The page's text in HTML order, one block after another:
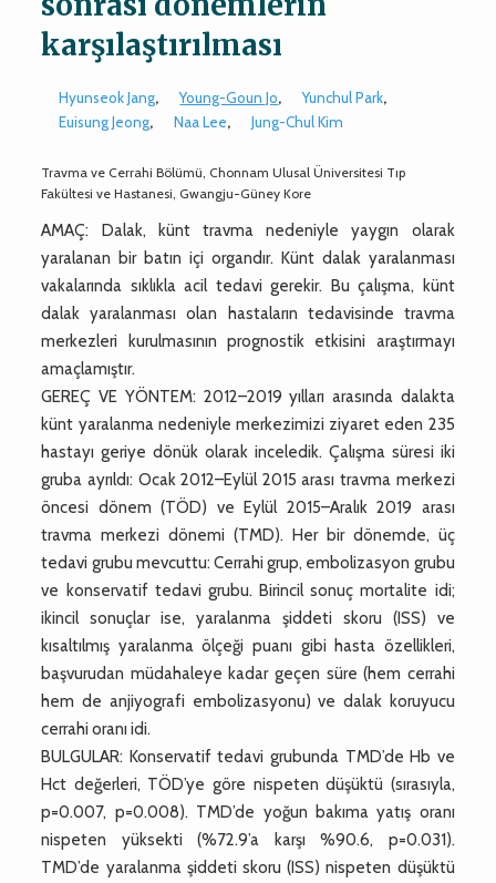
karşılaştırılması
Hyunseok Jang, Young-Goun Jo, Yunchul Park,
Euisung Jeong, Naa Lee, Jung-Chul Kim
Travma ve Cerrahi Bölümü, Chonnam Ulusal Üniversitesi Tıp
Fakültesi ve Hastanesi, Gwangju-Güney Kore
AMAÇ: Dalak, künt travma nedeniyle yaygın olarak
yaralanan bir batın içi organdır. Künt dalak yaralanması
vakalarında sıklıkla acil tedavi gerekir. Bu çalışma, künt
dalak yaralanması olan hastaların tedavisinde travma
merkezleri kurulmasının prognostik etkisini araştırmayı
amaçlamıştır.
GEREÇ VE YÖNTEM: 2012–2019 yılları arasında dalakta
künt yaralanma nedeniyle merkezimizi ziyaret eden 235
hastayı geriye dönük olarak inceledik. Çalışma süresi iki
gruba ayrıldı: Ocak 2012–Eylül 2015 arası travma merkezi
öncesi dönem (TÖD) ve Eylül 2015–Aralık 2019 arası
travma merkezi dönemi (TMD). Her bir dönemde, üç
tedavi grubu mevcuttu: Cerrahi grup, embolizasyon grubu
ve konservatif tedavi grubu. Birincil sonuç mortalite idi;
ikincil sonuçlar ise, yaralanma şiddeti skoru (ISS) ve
kısaltılmış yaralanma ölçeği puanı gibi hasta özellikleri,
başvurudan müdahaleye kadar geçen süre (hem cerrahi
hem de anjiyografi embolizasyonu) ve dalak koruyucu
cerrahi oranı idi.
BULGULAR: Konservatif tedavi grubunda TMD’de Hb ve
Hct değerleri, TÖD’ye göre nispeten düşüktü (sırasıyla,
p=0.007, p=0.008). TMD’de yoğun bakıma yatış oranı
nispeten yüksekti (%72.9’a karşı %90.6, p=0.031).
TMD’de yaralanma şiddeti skoru (ISS) nispeten düşüktü